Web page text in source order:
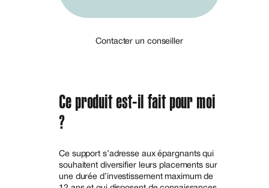
Contacter un conseiller
Ce produit est-il fait pour moi
?
Ce support s’adresse aux épargnants qui
souhaitent diversifier leurs placements sur
une durée d’investissement maximum de